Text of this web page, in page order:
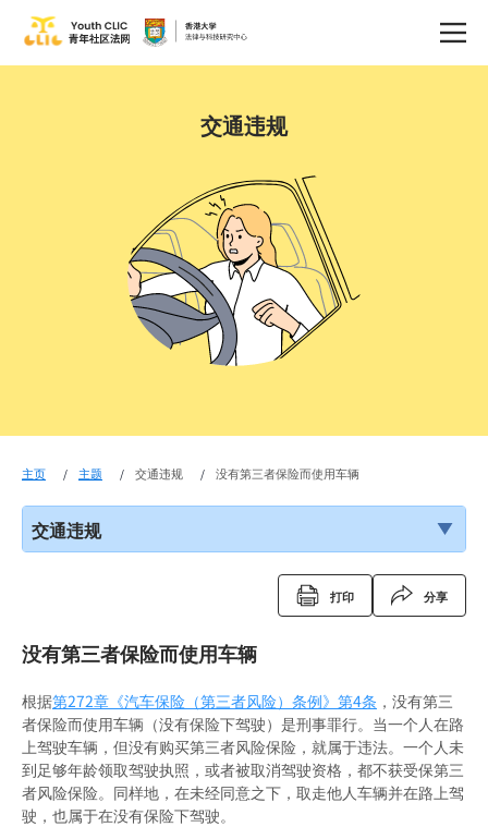
交通违规
主页 主题 交通违规 没有第三者保险而使用车辆
交通违规
打印 分享
没有第三者保险而使用车辆
根据第272章《汽车保险（第三者风险）条例》 第4条 ，没有第三
者保险而使用车辆（没有保险下驾驶）是刑事罪行。当一个人在路
上驾驶车辆，但没有购买第三者风险保险，就属于违法。一个人未
到足够年龄领取驾驶执照，或者被取消驾驶资格，都不获受保第三
者风险保险。同样地，在未经同意之下，取走他人车辆并在路上驾
驶，也属于在没有保险下驾驶。